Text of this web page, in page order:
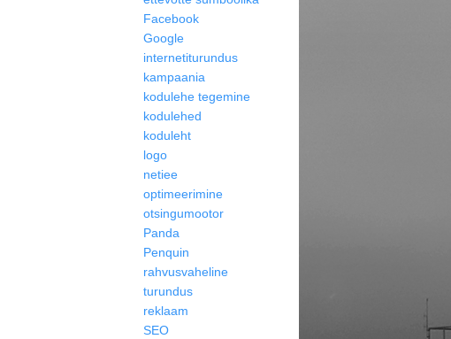
Facebook
Google
internetiturundus
kampaania
kodulehe tegemine
kodulehed
koduleht
logo
netiee
optimeerimine
otsingumootor
Panda
Penquin
rahvusvaheline
turundus
reklaam
SEO